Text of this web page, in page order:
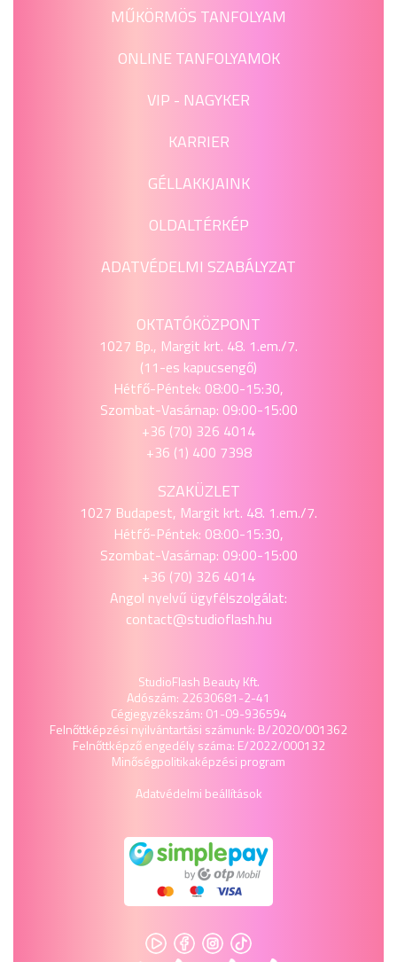
MŰKÖRMÖS TANFOLYAM
ONLINE TANFOLYAMOK
VIP - NAGYKER
KARRIER
GÉLLAKKJAINK
OLDALTÉRKÉP
ADATVÉDELMI SZABÁLYZAT
OKTATÓKÖZPONT
1027 Bp., Margit krt. 48. 1.em./7.
(11-es kapucsengő)
Hétfő-Péntek: 08:00-15:30,
Szombat-Vasárnap: 09:00-15:00
+36 (70) 326 4014
+36 (1) 400 7398
SZAKÜZLET
1027 Budapest, Margit krt. 48. 1.em./7.
Hétfő-Péntek: 08:00-15:30,
Szombat-Vasárnap: 09:00-15:00
+36 (70) 326 4014
Angol nyelvű ügyfélszolgálat:
contact@studioflash.hu
StudioFlash Beauty Kft.
Adószám: 22630681-2-41
Cégjegyzékszám: 01-09-936594
Felnőttképzési nyilvántartási számunk: B/2020/001362
Felnőttképző engedély száma: E/2022/000132
Minőségpolitikaképzési program
Adatvédelmi beállítások